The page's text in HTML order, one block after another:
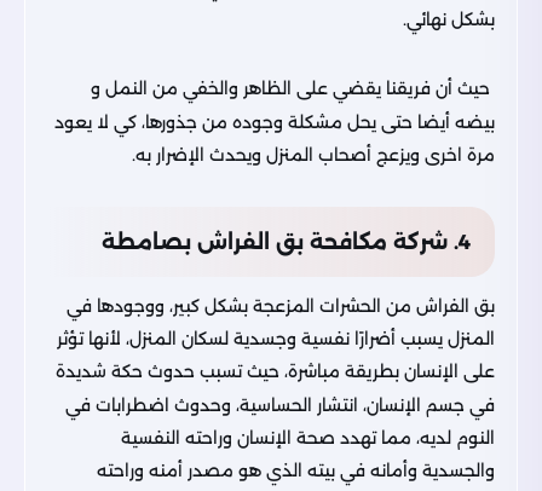
بشكل نهائي.
حيث أن فريقنا يقضي على الظاهر والخفي من النمل و
بيضه أيضا حتى يحل مشكلة وجوده من جذورها، كي لا يعود
مرة اخرى ويزعج أصحاب المنزل ويحدث الإضرار به.
4. شركة مكافحة بق الفراش بصامطة
بق الفراش من الحشرات المزعجة بشكل كبير، ووجودها في
المنزل يسبب أضرارًا نفسية وجسدية لسكان المنزل، لأنها تؤثر
على الإنسان بطريقة مباشرة، حيث تسبب حدوث حكة شديدة
في جسم الإنسان، انتشار الحساسية، وحدوث اضطرابات في
النوم لديه، مما تهدد صحة الإنسان وراحته النفسية
والجسدية وأمانه في بيته الذي هو مصدر أمنه وراحته